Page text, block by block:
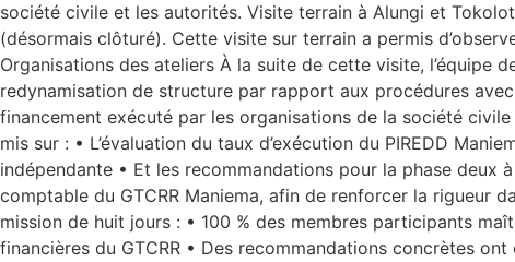
société civile et les autorités. Visite terrain à Alungi et
(désormais clôturé). Cette visite sur terrain a permis
Organisations des ateliers À la suite de cette visite, l’équipe
redynamisation de structure par rapport aux procédures
financement exécuté par les organisations de la société civile
mis sur : • L’évaluation du taux d’exécution du PIREDD
indépendante • Et les recommandations pour la phase deux
comptable du GTCRR Maniema, afin de renforcer la
mission de huit jours : • 100 % des membres participants
financières du GTCRR • Des recommandations concrètes